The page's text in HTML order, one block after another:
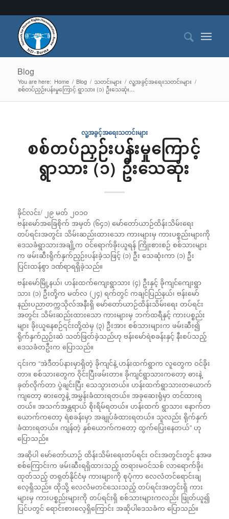
Blog
You are here: Home / Blog / သတင်းများ / လူ့အခွင့်အရေးသတင်းများ /
စစ်တပ်ညှဉ်းပန်းမှုကြောင့် ရွာသား (၁) ဦးသေဆုံး...
လူ့အခွင့်အရေးသတင်းများ
စစ်တပ်ညှဉ်းပန်းမှုကြောင့်
ရွာသား (၁) ဦးသေဆုံး
ခိုင်လင်း/ ၂၉ မတ် ၂ဝ၁ဝ
ဗန်းမော်အခြေစိုက် အမှတ် (၆၄၁) မော်တော်ယာဉ်ထိန်းသိမ်းရေး
တပ်ရင်းအတွင်း သိမ်းဆည်းထားသော ကားများမှ ကားပစ္စည်းများကို
ဒေသခံရွာသားအချို့က ဝင်ရောက်ခိုးယူရန် ကြိုးစားစဉ် စစ်သားများ
က ဖမ်းဆီးရိုက်နှက်ညှဉ်းပန်းခဲ့သဖြင့် (၁) ဦး သေဆုံးကာ (၁) ဦး
ပြင်းထန်စွာ ဒဏ်ရာရရှိခဲ့သည်။
ဗန်းမော်မြို့နယ်၊ ဟန်းထက်ကျေးရွာသား (၄) ဦးနှင့် ခိုကျင်ကျေးရွာ
သား (၁) ဦးတို့က မတ်လ (၂၄) ရက်တွင် ကချင်ပြည်နယ်၊ ဗန်းမော်
နည်းပညာတက္ကသိုလ်အနီးရှိ မော်တော်ယာဉ်ထိန်းသိမ်းရေး တပ်ရင်း
အတွင်း သိမ်းဆည်းထားသော ကားများမှ ဘက်ထရီနှင့် ကားပစ္စည်း
များ ခိုးယူနေစဉ်၎င်းတို့ထဲမှ (၃) ဦးအား စစ်သားများက ဖမ်းဆီး၍
ရိုက်နှက်ညှဉ်းဆဲ သတ်ဖြတ်ခဲ့သည်ဟု ဗန်းမော်ရဲစခန်းနှင့် နီးစပ်သည့်
ဒေသခံတဦးက ပြောသည်။
၎င်းက “အဲဒီတပ်နားမှာရှိတဲ့ ခိုကျင်နဲ့ ဟန်းထက်ရွာက လူတွေက ဝင်ခိုး
တာ။ စစ်သားတွေက ဝိုင်းပြီးဖမ်းတာ။ ခိုကျင်ရွာသားကတော့ ဓားနဲ့
ခုတ်လိုက်တာ ပွဲချင်းပြီး သေသွားတယ်။ ဟန်းထက်ရွာသားတယောက်
ကျတော့ ဓားတွေနဲ့ အမွှန်းခံထားရတယ်။ အခုဆေးရုံမှာ တင်ထားရ
တယ်။ အသက်အန္တရာယ် စိုးရိမ်ရတယ်။ ဟန်းထက် ရွာသား နောက်တ
ယောက်ကတော့ ရဲစခန်းမှာ အချုပ်ခံထားရတယ်။ သူလည်း ရိုက်နှက်
ခံထားရတယ်။ ကျန်တဲ့ နှစ်ယောက်ကတော့ ထွက်ပြေးနေတယ်” ဟု
ပြောသည်။
အဆိုပါ မော်တော်ယာဉ် ထိန်းသိမ်းရေးတပ်ရင်း ဝင်းအတွင်းတွင် နအဖ
စစ်ကြောင်းက ဖမ်းဆီးရရှိထားသည့် တရားမဝင်သစ် လာရောက်ခိုး
ထုတ်သည့် တရုတ်နိုင်ငံမှ ကားများကို စုပုံကာ လေလံတင်ရောင်းချ
လေ့ရှိသည်။ ထိုသို့ လေလံမတင်သေးသည့် တပ်ရင်းအတွင်းရှိ ကား
များမှ ကားပစ္စည်းများကို တပ်ရင်းရှိ စစ်သားများကလည်း ဖြုတ်ယူ၍
ပြင်ပတွင် ရောင်းစားလေ့ရှိကြောင်း အဆိုပါဒေသခံက ပြောသည်။